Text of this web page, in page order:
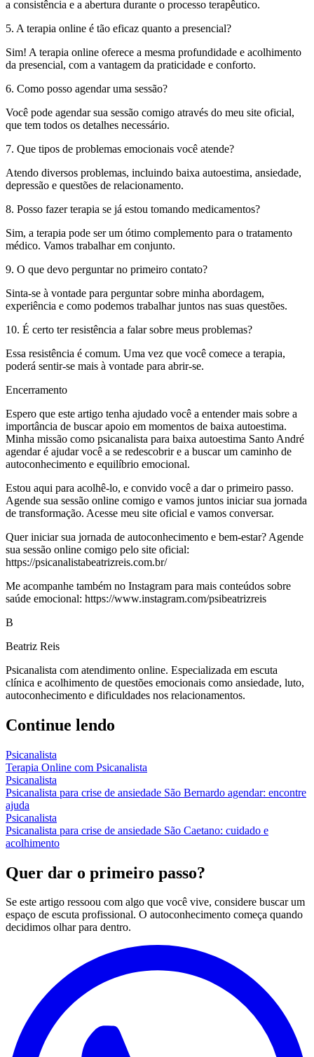
a consistência e a abertura durante o processo terapêutico.
5. A terapia online é tão eficaz quanto a presencial?
Sim! A terapia online oferece a mesma profundidade e acolhimento
da presencial, com a vantagem da praticidade e conforto.
6. Como posso agendar uma sessão?
Você pode agendar sua sessão comigo através do meu site oficial,
que tem todos os detalhes necessário.
7. Que tipos de problemas emocionais você atende?
Atendo diversos problemas, incluindo baixa autoestima, ansiedade,
depressão e questões de relacionamento.
8. Posso fazer terapia se já estou tomando medicamentos?
Sim, a terapia pode ser um ótimo complemento para o tratamento
médico. Vamos trabalhar em conjunto.
9. O que devo perguntar no primeiro contato?
Sinta-se à vontade para perguntar sobre minha abordagem,
experiência e como podemos trabalhar juntos nas suas questões.
10. É certo ter resistência a falar sobre meus problemas?
Essa resistência é comum. Uma vez que você comece a terapia,
poderá sentir-se mais à vontade para abrir-se.
Encerramento
Espero que este artigo tenha ajudado você a entender mais sobre a
importância de buscar apoio em momentos de baixa autoestima.
Minha missão como psicanalista para baixa autoestima Santo André
agendar é ajudar você a se redescobrir e a buscar um caminho de
autoconhecimento e equilíbrio emocional.
Estou aqui para acolhê-lo, e convido você a dar o primeiro passo.
Agende sua sessão online comigo e vamos juntos iniciar sua jornada
de transformação. Acesse meu site oficial e vamos conversar.
Quer iniciar sua jornada de autoconhecimento e bem-estar? Agende
sua sessão online comigo pelo site oficial:
https://psicanalistabeatrizreis.com.br/
Me acompanhe também no Instagram para mais conteúdos sobre
saúde emocional: https://www.instagram.com/psibeatrizreis
B
Beatriz Reis
Psicanalista com atendimento online. Especializada em escuta
clínica e acolhimento de questões emocionais como ansiedade, luto,
autoconhecimento e dificuldades nos relacionamentos.
Continue lendo
Psicanalista
Terapia Online com Psicanalista
Psicanalista
Psicanalista para crise de ansiedade São Bernardo agendar: encontre
ajuda
Psicanalista
Psicanalista para crise de ansiedade São Caetano: cuidado e
acolhimento
Quer dar o primeiro passo?
Se este artigo ressoou com algo que você vive, considere buscar um
espaço de escuta profissional. O autoconhecimento começa quando
decidimos olhar para dentro.